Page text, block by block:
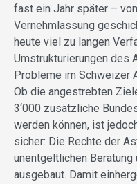
fast ein Jahr später –
Vernehmlassung
heute viel zu langen
Umstrukturierungen des
Probleme im Schweizer
Ob die angestrebten
3‘000 zusätzliche
werden können, ist
sicher: Die Rechte der
unentgeltlichen
ausgebaut. Damit